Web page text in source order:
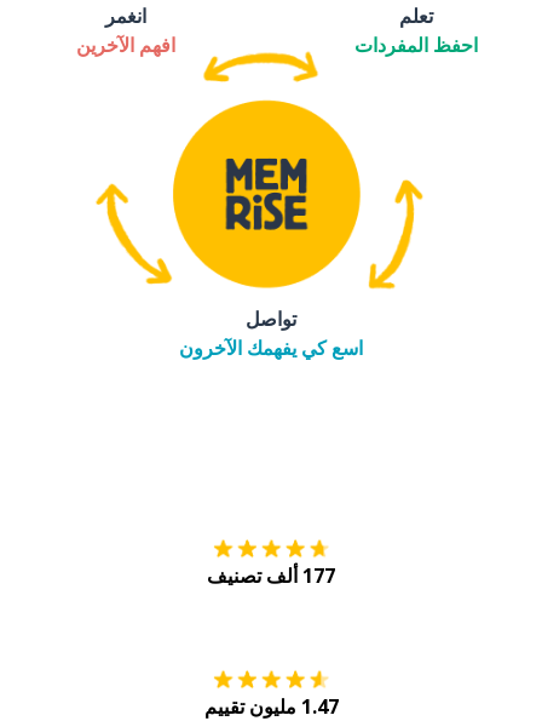
تعلم
احفظ المفردات
انغمر
افهم الآخرين
تواصل
اسع كي يفهمك الآخرون
177 ألف تصنيف
1.47 مليون تقييم